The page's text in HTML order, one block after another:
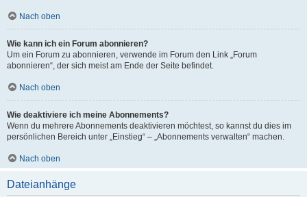
Nach oben
Wie kann ich ein Forum abonnieren?
Um ein Forum zu abonnieren, verwende im Forum den Link „Forum
abonnieren“, der sich meist am Ende der Seite befindet.
Nach oben
Wie deaktiviere ich meine Abonnements?
Wenn du mehrere Abonnements deaktivieren möchtest, so kannst du dies im
persönlichen Bereich unter „Einstieg“ – „Abonnements verwalten“ machen.
Nach oben
Dateianhänge